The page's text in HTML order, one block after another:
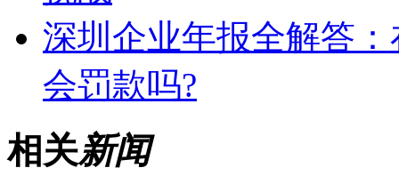
深圳企业年报全解答
会罚款吗?
相关新闻